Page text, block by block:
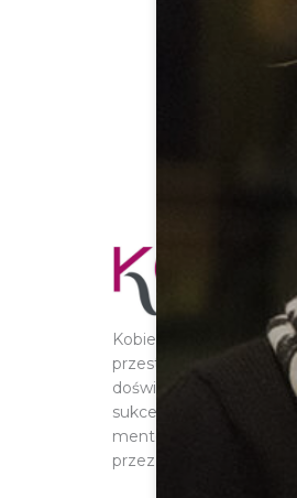
Kobieta
przestrzenią, która
doświadczeń. Według
sukcesu są: networking
mentoring – najstarsza
przez ludzi.